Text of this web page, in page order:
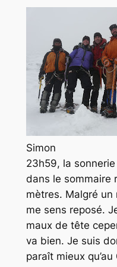
Simon
23h59, la
dans le sommaire
mètres. Malgré un
me sens reposé.
maux de tête
va bien. Je suis
paraît mieux